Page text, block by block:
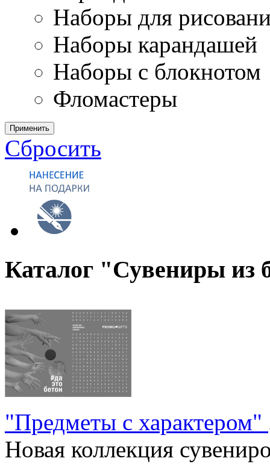
Наборы для
Наборы карандашей
Наборы с блокнотом
Фломастеры
Применить
Сбросить
Каталог "Сувениры из
"Предметы с характером"
Новая коллекция